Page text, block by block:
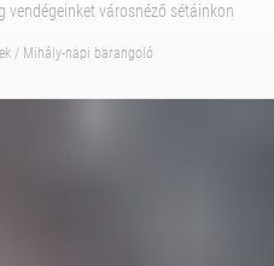
vendégeinket városnéző sétáinkon
/ Mihály-napi barangoló